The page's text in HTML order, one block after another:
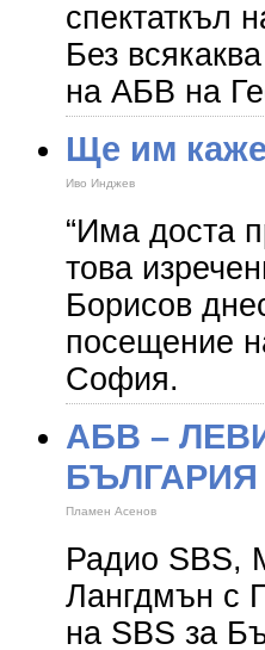
спектаткъл
Без
на АБВ на
Ще им
Иво Инджев
“Има доста
това
Борисов
посещение
София.
АБВ –
БЪЛГАРИЯ
Пламен Асенов
Радио SBS,
Лангдмън с
на SBS за